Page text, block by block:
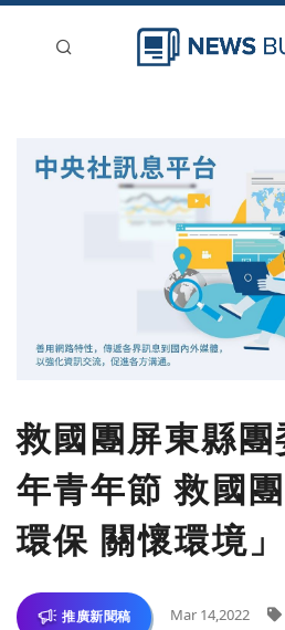
救國團屏東縣團
年青年節 救國
環保 關懷環境
推廣新聞稿 Mar 14,2022